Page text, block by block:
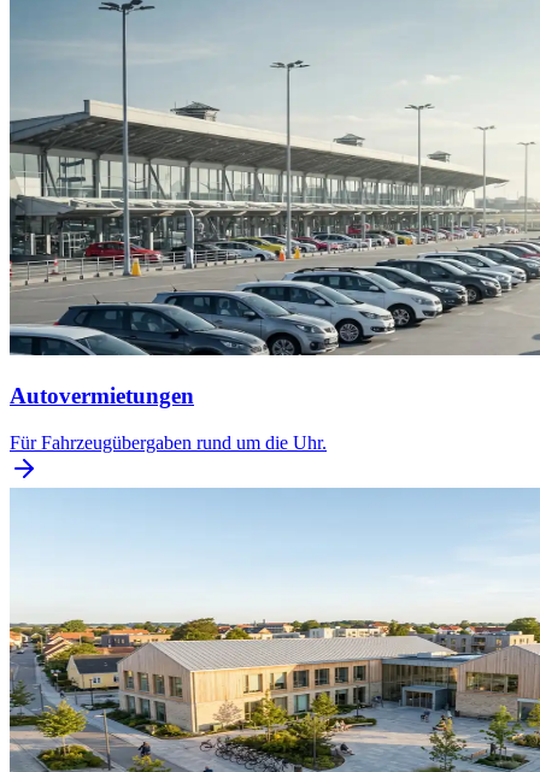
Autovermietungen
Für Fahrzeugübergaben rund um die Uhr.